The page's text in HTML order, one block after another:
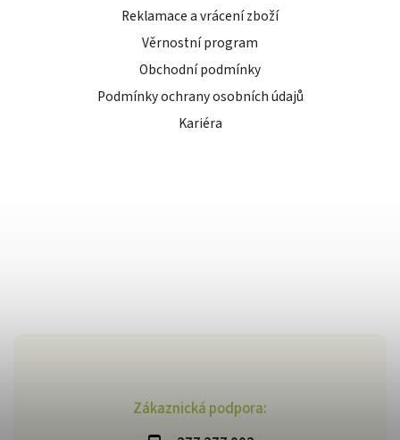
Zákaznická podpora:
Reklamace a vrácení zboží
Věrnostní program
Obchodní podmínky
Podmínky ochrany osobních údajů
Kariéra